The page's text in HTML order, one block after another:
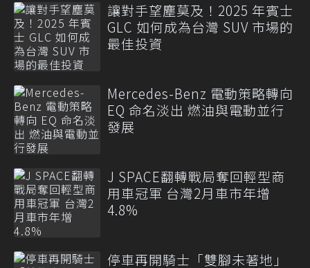
讓對手望塵莫及！2025 年賓士
GLC 如何成為台灣 SUV 市場的
最佳投資
Mercedes-Benz 電動策略轉向
EQ 命名淡出 燃油與電動並行
發展
J SPACE翻轉戰局奪回輕型商
用車冠軍 台灣2月車市年增
4.8%
停車再開騎士「雙腳未著地」